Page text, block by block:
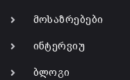
მოსაზრებები
ინტერვიუ
ბლოგი